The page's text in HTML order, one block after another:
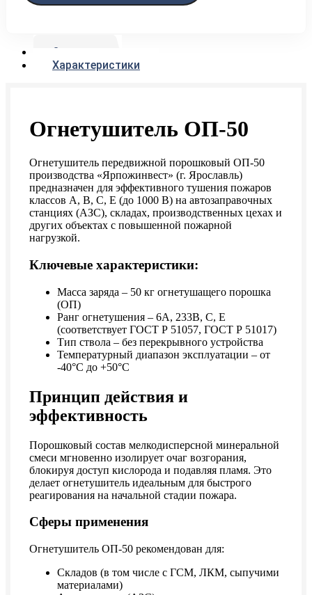
Описание
Характеристики
Огнетушитель ОП-50
Огнетушитель передвижной порошковый ОП-50
производства «Ярпожинвест» (г. Ярославль)
предназначен для эффективного тушения пожаров
классов А, В, С, Е (до 1000 В) на автозаправочных
станциях (АЗС), складах, производственных цехах и
других объектах с повышенной пожарной
нагрузкой.
Ключевые характеристики:
Масса заряда – 50 кг огнетушащего порошка
(ОП)
Ранг огнетушения – 6А, 233В, С, Е
(соответствует ГОСТ Р 51057, ГОСТ Р 51017)
Тип ствола – без перекрывного устройства
Температурный диапазон эксплуатации – от
-40°C до +50°C
Принцип действия и
эффективность
Порошковый состав мелкодисперсной минеральной
смеси мгновенно изолирует очаг возгорания,
блокируя доступ кислорода и подавляя пламя. Это
делает огнетушитель идеальным для быстрого
реагирования на начальной стадии пожара.
Сферы применения
Огнетушитель ОП-50 рекомендован для:
Складов (в том числе с ГСМ, ЛКМ, сыпучими
материалами)